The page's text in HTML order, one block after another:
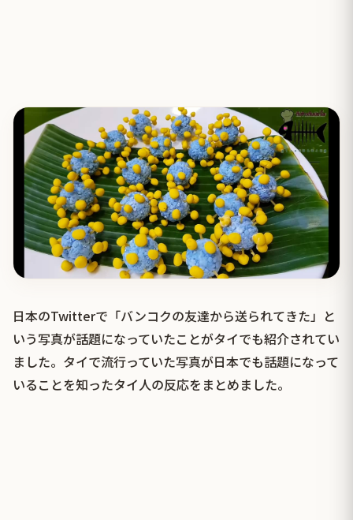
日本のTwitterで「バンコクの友達から送られてきた」と
いう写真が話題になっていたことがタイでも紹介されてい
ました。タイで流行っていた写真が日本でも話題になって
いることを知ったタイ人の反応をまとめました。